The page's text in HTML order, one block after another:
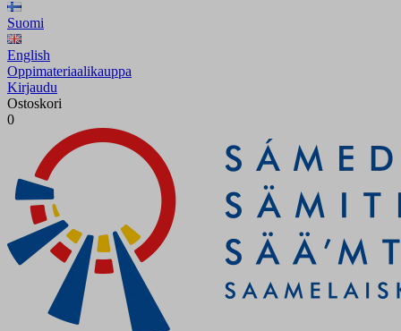
Suomi
English
Oppimateriaalikauppa
Kirjaudu
Ostoskori
0